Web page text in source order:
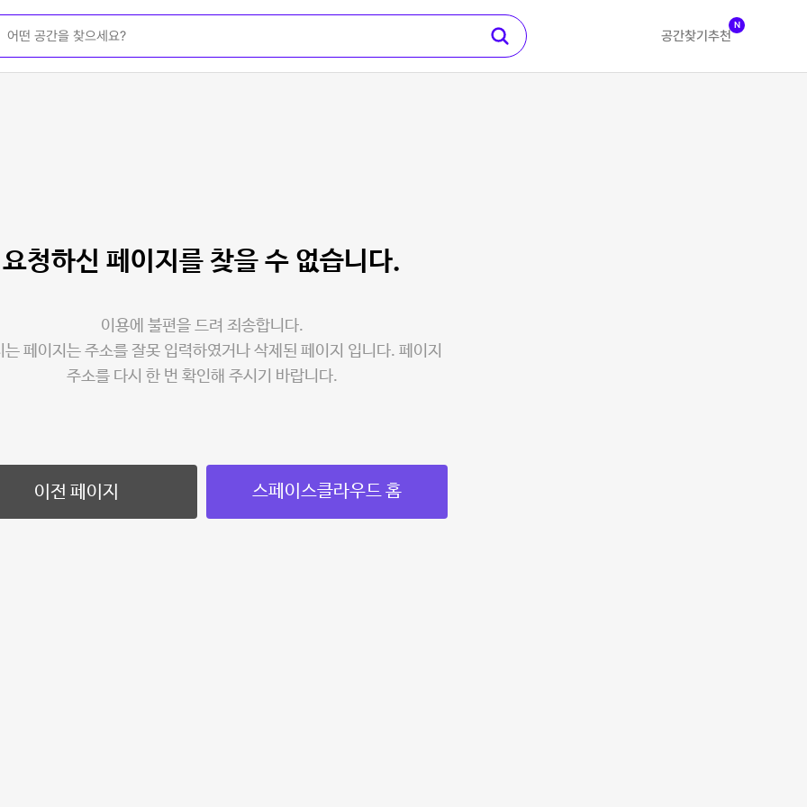
공간찾기 추천
N
요청하신 페이지를 찾을 수 없습니다.
이용에 불편을 드려 죄송합니다.
는 페이지는 주소를 잘못 입력하였거나 삭제된 페이지 입니다. 페이지
주소를 다시 한 번 확인해 주시기 바랍니다.
이전 페이지 스페이스클라우드 홈